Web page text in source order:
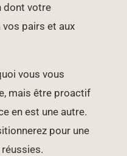
dont votre
pairs et aux
vous vous
mais être proactif
en est une autre.
pour une